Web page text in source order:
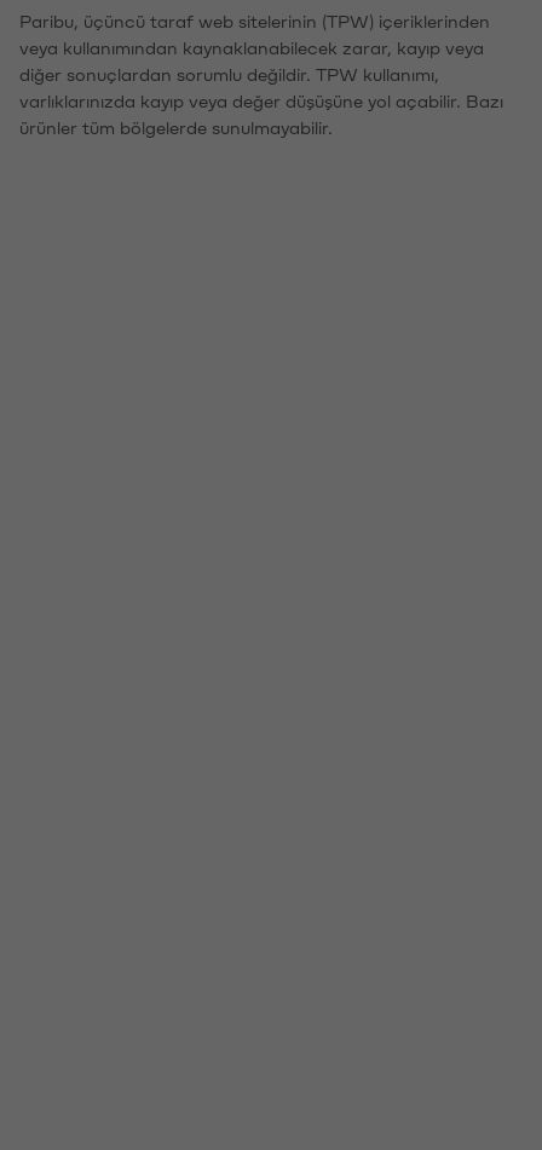
Paribu, üçüncü taraf web sitelerinin (TPW) içeriklerinden
veya kullanımından kaynaklanabilecek zarar, kayıp veya
diğer sonuçlardan sorumlu değildir. TPW kullanımı,
varlıklarınızda kayıp veya değer düşüşüne yol açabilir. Bazı
ürünler tüm bölgelerde sunulmayabilir.